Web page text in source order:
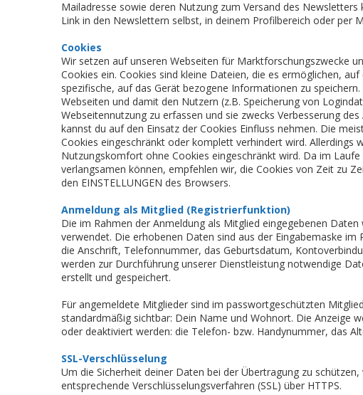
Mailadresse sowie deren Nutzung zum Versand des
Link in den Newslettern selbst, in deinem Profilbereich oder per
Cookies
Wir setzen auf unseren Webseiten für Marktforschungszwecke
Cookies ein. Cookies sind kleine Dateien, die es ermöglichen,
spezifische, auf das Gerät bezogene Informationen zu
Webseiten und damit den Nutzern (z.B. Speicherung von
Webseitennutzung zu erfassen und sie zwecks Verbesserung
kannst du auf den Einsatz der Cookies Einfluss nehmen. Die
Cookies eingeschränkt oder komplett verhindert wird. Allerdings
Nutzungskomfort ohne Cookies eingeschränkt wird. Da im
verlangsamen können, empfehlen wir, die Cookies von Zeit zu
den EINSTELLUNGEN des Browsers.
Anmeldung als Mitglied (Registrierfunktion)
Die im Rahmen der Anmeldung als Mitglied eingegebenen
verwendet. Die erhobenen Daten sind aus der Eingabemaske
die Anschrift, Telefonnummer, das Geburtsdatum,
werden zur Durchführung unserer Dienstleistung notwendige
erstellt und gespeichert.
Für angemeldete Mitglieder sind im passwortgeschützten
standardmäßig sichtbar: Dein Name und Wohnort. Die Anzeige
oder deaktiviert werden: die Telefon- bzw. Handynummer, das
SSL-Verschlüsselung
Um die Sicherheit deiner Daten bei der Übertragung zu
entsprechende Verschlüsselungsverfahren (SSL) über HTTPS.